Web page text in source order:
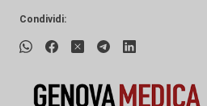
Condividi: